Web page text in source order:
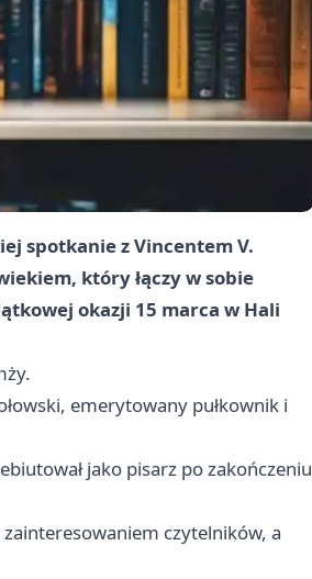
spotkanie z Vincentem V.
który łączy w sobie
okazji 15 marca w Hali
emerytowany pułkownik i
jako pisarz po zakończeniu
czytelników, a